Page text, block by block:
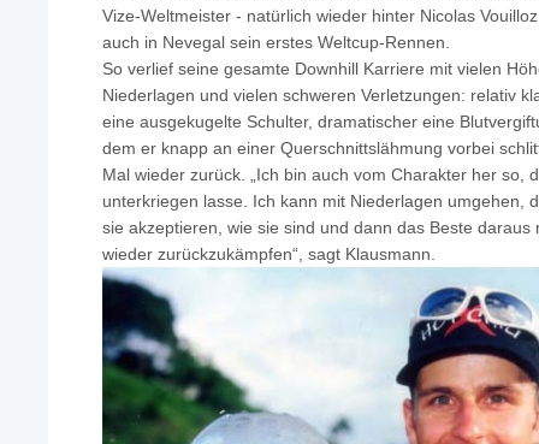
Vize-Weltmeister - natürlich wieder hinter Nicolas
auch in Nevegal sein erstes Weltcup-Rennen.
So verlief seine gesamte Downhill Karriere mit vielen
Niederlagen und vielen schweren Verletzungen: relativ
eine ausgekugelte Schulter, dramatischer eine
dem er knapp an einer Querschnittslähmung vorbei
Mal wieder zurück. „Ich bin auch vom Charakter her so,
unterkriegen lasse. Ich kann mit Niederlagen umgehen,
sie akzeptieren, wie sie sind und dann das Beste
wieder zurückzukämpfen“, sagt Klausmann.